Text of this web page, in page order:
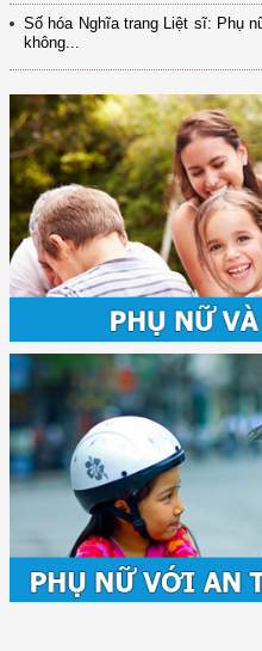
Số hóa Nghĩa trang Liệt sĩ: Phụ
không...